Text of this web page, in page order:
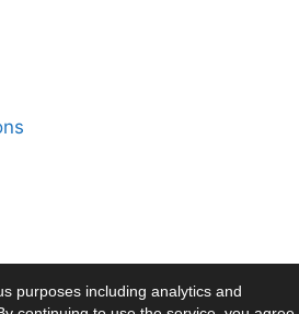
purposes including analytics and